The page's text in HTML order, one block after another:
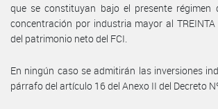
que se constituyan bajo el presente régimen
concentración por industria mayor al TREINTA
del patrimonio neto del FCI.
En ningún caso se admitirán las inversiones
párrafo del artículo 16 del Anexo II del Decreto